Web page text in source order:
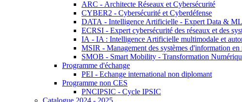
ARC - Architecte Réseaux et Cybersécurité
CYBER2 - Cybersécurité et Cyberdéfense
DATA - Intelligence Artificielle - Expert Data &
ECRSI - Expert cybersécurité des réseaux et des
IA - IA : Intelligence Artificielle multimodale et
MSIR - Management des systèmes d'information en
SMOB - Smart Mobility - Transformation
Programme d'échange
PEI - Echange international non diplomant
Programme non CES
PNCIPSIC - Cycle IPSIC
Catalogue 2024 - 2025